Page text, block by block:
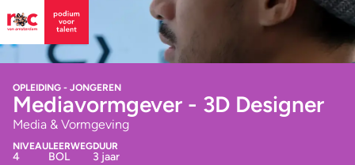
OPLEIDING - JONGEREN
Mediavormgever - 3D Designer
Media & Vormgeving
NIVEAU
4
LEERWEG
BOL
DUUR
3 jaar